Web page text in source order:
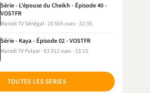
Série - L'épouse du Cheikh - Épisode 40 -
VOSTFR
Marodi TV Sénégal 20 505 vues 32:35
Série - Kaya - Épisode 02 - VOSTFR
Marodi TV Pulaar 63 312 vues 33:15
TOUTES LES SERIES